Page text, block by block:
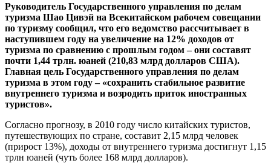
Руководитель Государственного управления по делам
туризма Шао Цивэй на Всекитайском рабочем совещании
по туризму сообщил, что его ведомство рассчитывает в
наступившем году на увеличение на 12% доходов от
туризма по сравнению с прошлым годом – они составят
почти 1,44 трлн. юаней (210,83 млрд долларов США).
Главная цель Государственного управления по делам
туризма в этом году – «сохранить стабильное развитие
внутреннего туризма и возродить приток иностранных
туристов».
Согласно прогнозу, в 2010 году число китайских туристов,
путешествующих по стране, составит 2,15 млрд человек
(прирост 13%), доходы от внутреннего туризма достигнут 1,15
трлн юаней (чуть более 168 млрд долларов).